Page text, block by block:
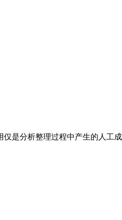
是分析整理过程中产生的人工成